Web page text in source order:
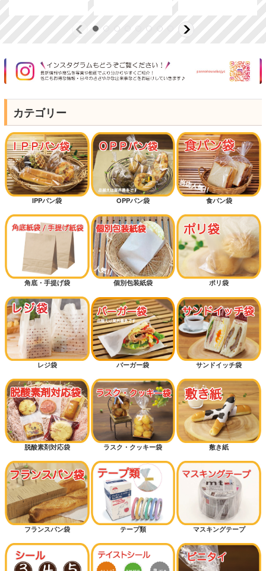
カテゴリー
IPPパン袋 OPPパン袋 食パン袋
角底・手提げ袋 個別包装紙袋 ポリ袋
レジ袋 バーガー袋 サンドイッチ袋
脱酸素剤対応袋 ラスク・クッキー袋 敷き紙
フランスパン袋 テープ類 マスキングテープ